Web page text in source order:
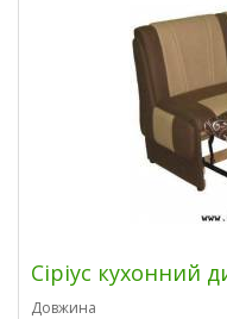
Сіріус кухонний
Довжина